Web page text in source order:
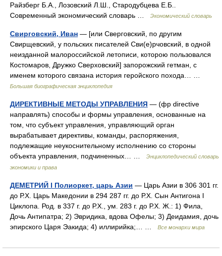
Райзберг Б.А., Лозовский Л.Ш., Стародубцева Е.Б..
Современный экономический словарь …
Экономический словарь
Свирговский, Иван — [или Сверговский, по другим
Свирщевский, у польских писателей Сви(е)рчовский, в одной
неизданной малороссийской летописи, которою пользовался
Костомаров, Дружко Сверховский] запорожский гетман, с
именем которого связана история геройского похода… …
Большая биографическая энциклопедия
ДИРЕКТИВНЫЕ МЕТОДЫ УПРАВЛЕНИЯ — (фр directive
направлять) способы и формы управления, основанные на
том, что субъект управления, управляющий орган
вырабатывает директивы, команды, распоряжения,
подлежащие неукоснительному исполнению со стороны
объекта управления, подчиненных… …
Энциклопедический словарь
экономики и права
ДЕМЕТРИЙ I Полиоркет, царь Азии — Царь Азии в 306 301 гг.
до Р.Х. Царь Македонии в 294 287 гг. до Р.Х. Сын Антигона I
Циклопа. Род. в 337 г. до Р.Х., ум. 283 г. до Р.Х. Ж.: 1) Фила,
Дочь Антипатра; 2) Эвридика, вдова Офелы; 3) Деидамия, дочь
эпирского Царя Эакида; 4) иллирийка;… …
Все монархи мира